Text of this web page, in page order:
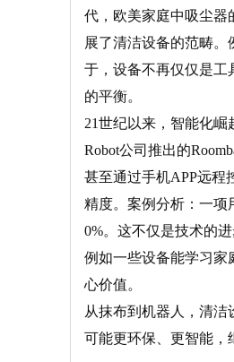
代，欧美家庭中吸尘器
展了清洁设备的范畴
于，设备不再仅仅是工
的平衡。
21世纪以来，智能化
Robot公司推出的
甚至通过手机APP远程
精度。案例分析：一项
0%。这不仅是技术的
例如一些设备能学习家
心价值。
从抹布到机器人，清
可能更环保、更智能，